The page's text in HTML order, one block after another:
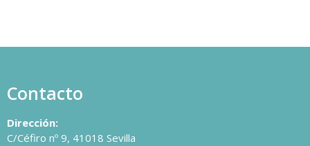
Contacto
Dirección:
C/Céfiro nº 9, 41018 Sevilla